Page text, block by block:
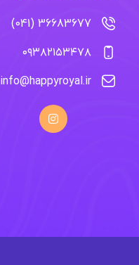
36683677 (041)
۰۹۳۸۲۱۵۳۴۷۸
info@happyroyal.ir